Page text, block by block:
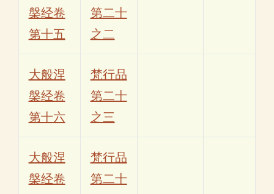
槃经卷
第十五
第二十
之二
大般涅
槃经卷
第十六
梵行品
第二十
之三
大般涅
槃经卷
梵行品
第二十